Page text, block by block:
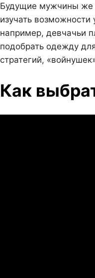
Будущие мужчины же
изучать
например, девчачьи
подобрать одежду
стратегий,
Как